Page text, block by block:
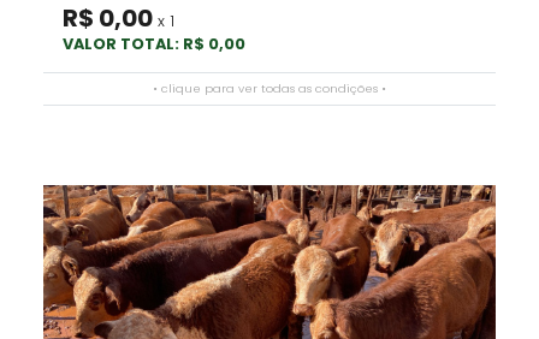
R$ 0,00 x 1
VALOR TOTAL: R$ 0,00
• clique para ver todas as condições •